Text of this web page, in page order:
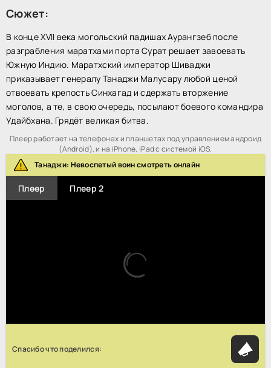
Сюжет:
В конце XVII века могольский падишах Аурангзеб после
разграбления маратхами порта Сурат решает завоевать
Южную Индию. Маратхский император Шиваджи
приказывает генералу Танаджи Малусару любой ценой
отвоевать крепость Синхагад и сдержать вторжение
моголов, а те, в свою очередь, посылают боевого командира
Удайбхана. Грядёт великая битва.
Плеер работает на телефонах и планшетах под управлением андроид
(Android), и на iPhone, iPad с системой iOS.
Танаджи: Невоспетый воин смотреть онлайн
Плеер Плеер 2
Спасибо что поделился: